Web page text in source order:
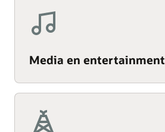
Media en entertainment